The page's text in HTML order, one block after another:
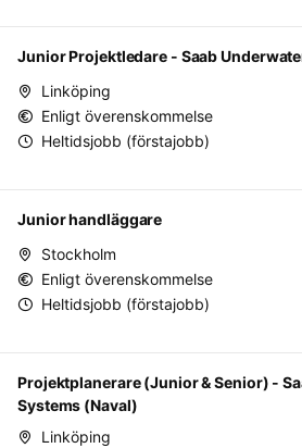
Junior Projektledare - Saab
Linköping
Enligt överenskommelse
Heltidsjobb (förstajobb)
Junior handläggare
Stockholm
Enligt överenskommelse
Heltidsjobb (förstajobb)
Projektplanerare (Junior & Senior) -
Systems (Naval)
Linköping